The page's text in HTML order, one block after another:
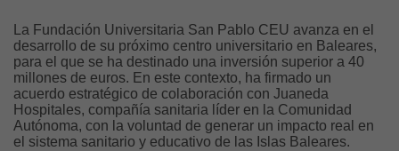
La Fundación Universitaria San Pablo CEU avanza en el
desarrollo de su próximo centro universitario en Baleares,
para el que se ha destinado una inversión superior a 40
millones de euros. En este contexto, ha firmado un
acuerdo estratégico de colaboración con Juaneda
Hospitales, compañía sanitaria líder en la Comunidad
Autónoma, con la voluntad de generar un impacto real en
el sistema sanitario y educativo de las Islas Baleares.